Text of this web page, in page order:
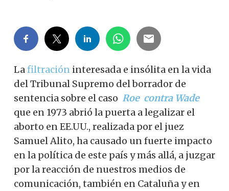
Lafiltración interesada e insólita en la vida
del Tribunal Supremo del borrador de
sentencia sobre el caso Roe contra Wade
que en 1973 abrió la puerta a legalizar el
aborto en EE.UU., realizada por el juez
Samuel Alito, ha causado un fuerte impacto
en la política de este país y más allá, a juzgar
por la reacción de nuestros medios de
comunicación, también en Cataluña y en